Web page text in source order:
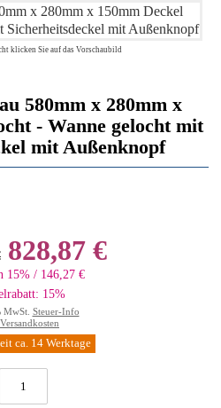
klicken Sie auf das Vorschaubild
580mm x 280mm x
- Wanne gelocht mit
mit Außenknopf
828,87 €
15% / 146,27 €
15%
Steuer-Info
Versandkosten
ca. 14 Werktage